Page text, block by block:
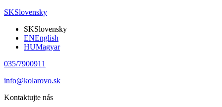
SKSlovensky
SKSlovensky
ENEnglish
HUMagyar
035/7900911
info@kolarovo.sk
Kontaktujte nás